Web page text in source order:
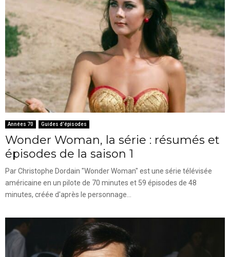
Années 70 Guides d'épisodes
Wonder Woman, la série : résumés et
épisodes de la saison 1
Par Christophe Dordain "Wonder Woman" est une série télévisée
américaine en un pilote de 70 minutes et 59 épisodes de 48
minutes, créée d'après le personnage...